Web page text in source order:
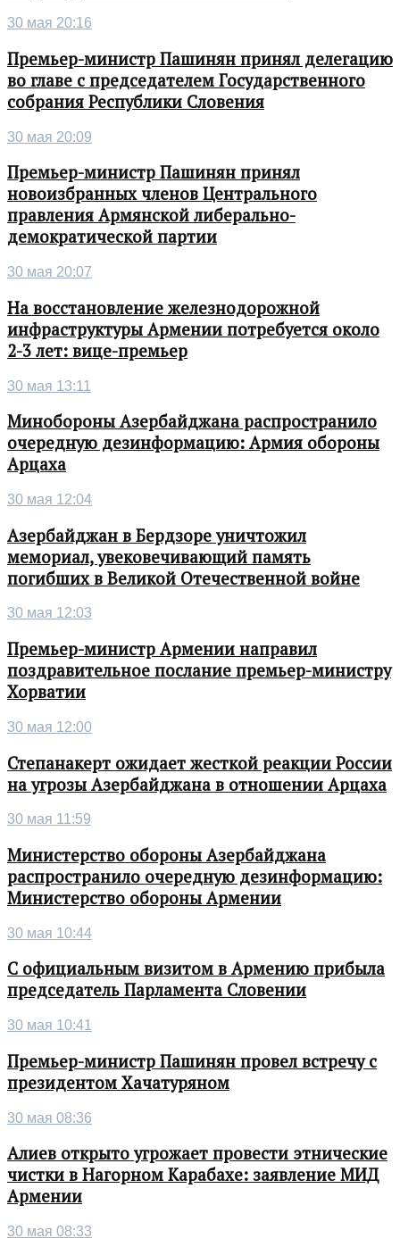
30 мая 20:16
Премьер-министр Пашинян принял делегацию
во главе с председателем Государственного
собрания Республики Словения
30 мая 20:09
Премьер-министр Пашинян принял
новоизбранных членов Центрального
правления Армянской либерально-
демократической партии
30 мая 20:07
На восстановление железнодорожной
инфраструктуры Армении потребуется около
2-3 лет: вице-премьер
30 мая 13:11
Минобороны Азербайджана распространило
очередную дезинформацию: Армия обороны
Арцаха
30 мая 12:04
Азербайджан в Бердзоре уничтожил
мемориал, увековечивающий память
погибших в Великой Отечественной войне
30 мая 12:03
Премьер-министр Армении направил
поздравительное послание премьер-министру
Хорватии
30 мая 12:00
Степанакерт ожидает жесткой реакции России
на угрозы Азербайджана в отношении Арцаха
30 мая 11:59
Министерство обороны Азербайджана
распространило очередную дезинформацию:
Министерство обороны Армении
30 мая 10:44
С официальным визитом в Армению прибыла
председатель Парламента Словении
30 мая 10:41
Премьер-министр Пашинян провел встречу с
президентом Хачатуряном
30 мая 08:36
Алиев открыто угрожает провести этнические
чистки в Нагорном Карабахе: заявление МИД
Армении
30 мая 08:33